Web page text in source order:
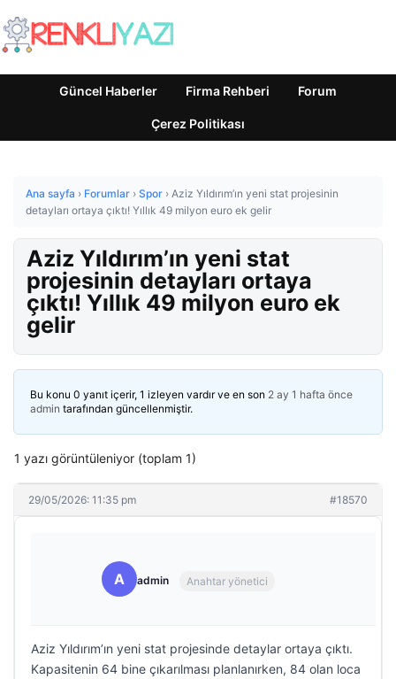
Güncel Haberler Firma Rehberi Forum
Çerez Politikası
Ana sayfa › Forumlar › Spor › Aziz Yıldırım’ın yeni stat projesinin
detayları ortaya çıktı! Yıllık 49 milyon euro ek gelir
Aziz Yıldırım’ın yeni stat
projesinin detayları ortaya
çıktı! Yıllık 49 milyon euro ek
gelir
Bu konu 0 yanıt içerir, 1 izleyen vardır ve en son 2 ay 1 hafta önce
admin tarafından güncellenmiştir.
1 yazı görüntüleniyor (toplam 1)
29/05/2026: 11:35 pm #18570
A admin Anahtar yönetici
Aziz Yıldırım’ın yeni stat projesinde detaylar ortaya çıktı.
Kapasitenin 64 bine çıkarılması planlanırken, 84 olan loca